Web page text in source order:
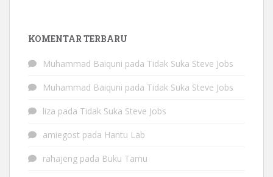
KOMENTAR TERBARU
Muhammad Baiquni pada Tidak Suka Steve Jobs
Muhammad Baiquni pada Tidak Suka Steve Jobs
liza pada Tidak Suka Steve Jobs
amiegost pada Hantu Lab
rahajeng pada Buku Tamu